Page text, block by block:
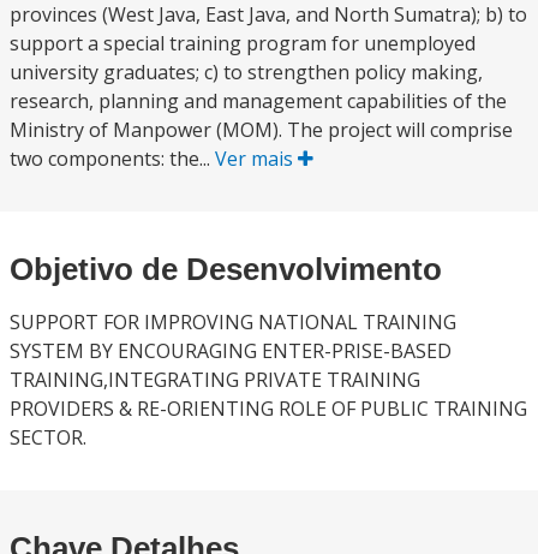
provinces (West Java, East Java, and North Sumatra); b) to
support a special training program for unemployed
university graduates; c) to strengthen policy making,
research, planning and management capabilities of the
Ministry of Manpower (MOM). The project will comprise
two components: the... Ver mais
Objetivo de Desenvolvimento
SUPPORT FOR IMPROVING NATIONAL TRAINING
SYSTEM BY ENCOURAGING ENTER-PRISE-BASED
TRAINING,INTEGRATING PRIVATE TRAINING
PROVIDERS & RE-ORIENTING ROLE OF PUBLIC TRAINING
SECTOR.